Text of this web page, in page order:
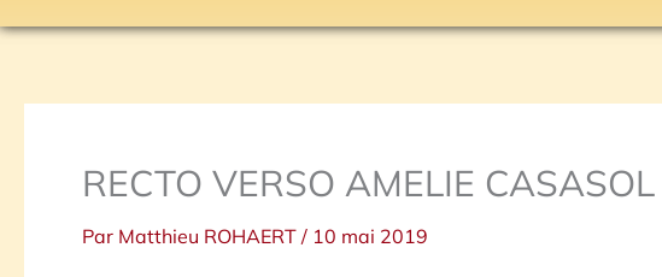
RECTO VERSO AMELIE CASASOL
Par Matthieu ROHAERT / 10 mai 2019